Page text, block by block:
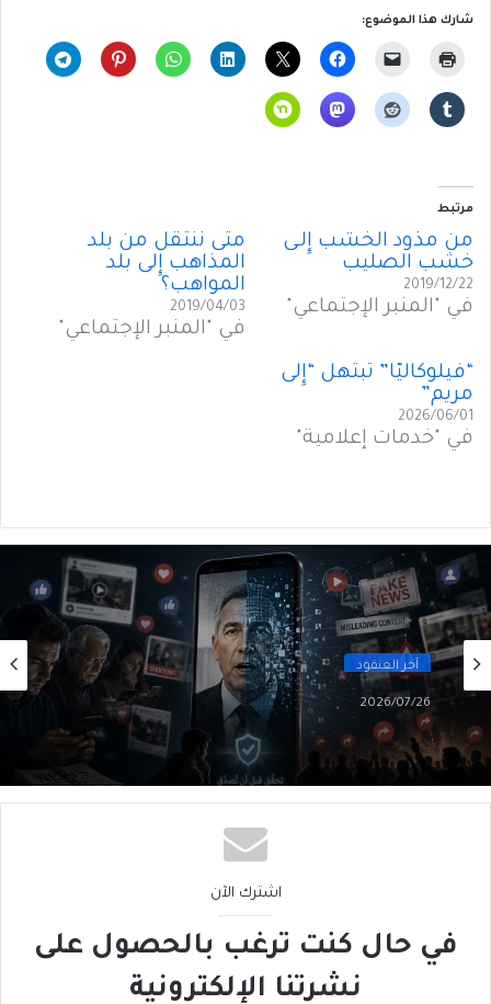
شارك هذا الموضوع:
مرتبط
من مذود الخشب إِلـى
خشب الصليب
2019/12/22
في "المنبر الإجتماعي"
متى ننتقل من بلد
المذاهب إِلى بلد
المواهب؟
2019/04/03
في "المنبر الإجتماعي"
“فيلوكاليَّا” تبتهل “إِلى
مريم”
2026/06/01
في "خدمات إعلامية"
آخر العنقود
2026/07/26
الذكاء الاصطناعي خبيثٌ وكذَّاب
اشترك الآن
في حال كنت ترغب بالحصول على
نشرتنا الإلكترونية